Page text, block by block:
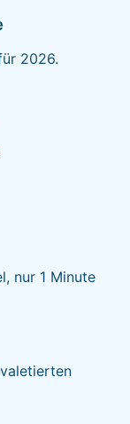
2026.
nur 1 Minute